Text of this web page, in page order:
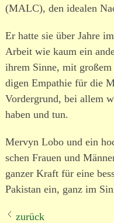
(MALC), den idealen
Er hatte sie über Jahre
Arbeit wie kaum ein
ihrem Sinne, mit
digen Empathie für die
Vordergrund, bei allem
haben und tun.
Mervyn Lobo und ein
schen Frauen und
ganzer Kraft für eine
Pakistan ein, ganz im
zurück